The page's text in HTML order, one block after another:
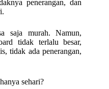
penerangan, dan
saja murah. Namun,
tidak terlalu besar,
tidak ada penerangan,
sehari?